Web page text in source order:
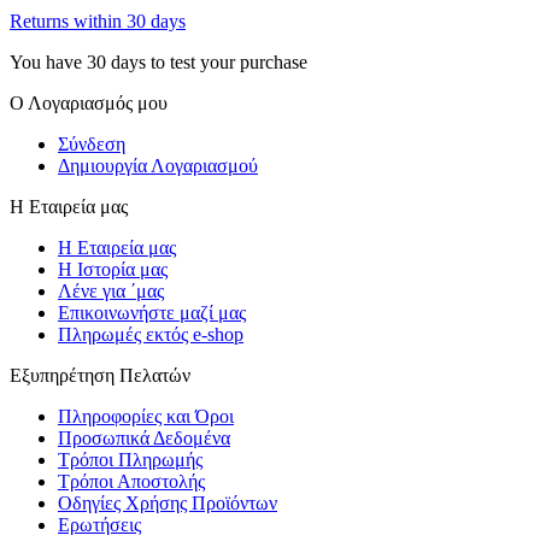
Returns within 30 days
You have 30 days to test your purchase
Ο Λογαριασμός μου
Σύνδεση
Δημιουργία Λογαριασμού
Η Εταιρεία μας
Η Εταιρεία μας
Η Ιστορία μας
Λένε για ΄μας
Επικοινωνήστε μαζί μας
Πληρωμές εκτός e-shop
Εξυπηρέτηση Πελατών
Πληροφορίες και Όροι
Προσωπικά Δεδομένα
Τρόποι Πληρωμής
Τρόποι Αποστολής
Οδηγίες Χρήσης Προϊόντων
Ερωτήσεις